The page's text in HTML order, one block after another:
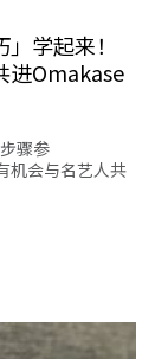
学起来！
进Omakase
骤参
会与名艺人共